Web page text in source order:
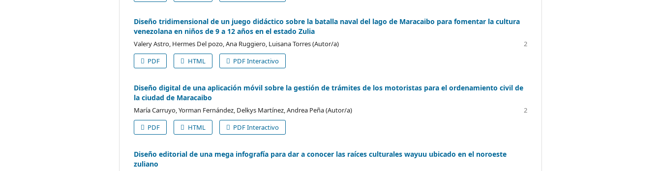
Diseño tridimensional de un juego didáctico sobre la batalla naval del lago de Maracaibo para fomentar la cultura
venezolana en niños de 9 a 12 años en el estado Zulia
Valery Astro, Hermes Del pozo, Ana Ruggiero, Luisana Torres (Autor/a)
2
PDF
HTML PDF Interactivo
Diseño digital de una aplicación móvil sobre la gestión de trámites de los motoristas para el ordenamiento civil de
la ciudad de Maracaibo
María Carruyo, Yorman Fernández, Delkys Martínez, Andrea Peña (Autor/a)
2
PDF
HTML PDF Interactivo
Diseño editorial de una mega infografía para dar a conocer las raíces culturales wayuu ubicado en el noroeste
zuliano